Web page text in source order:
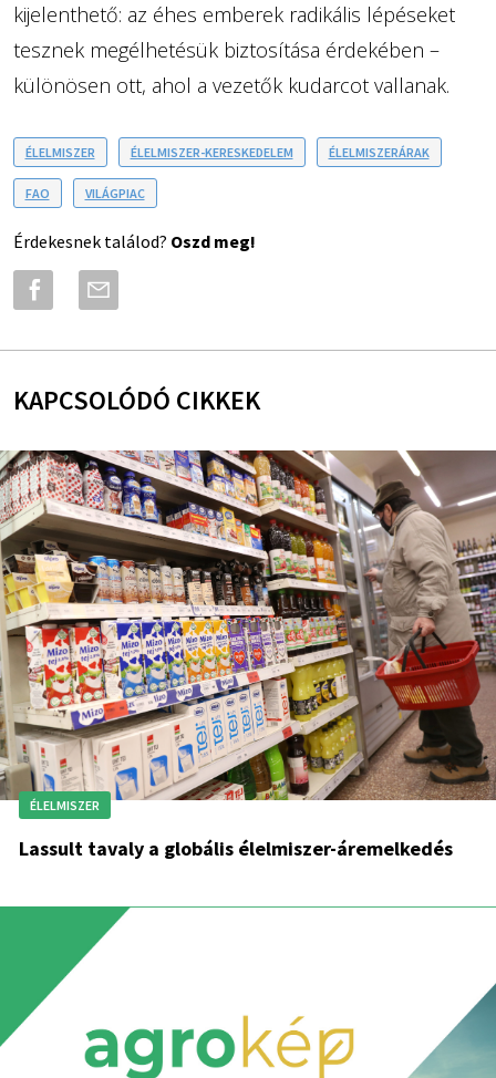
kijelenthető: az éhes emberek radikális lépéseket
tesznek megélhetésük biztosítása érdekében –
különösen ott, ahol a vezetők kudarcot vallanak.
ÉLELMISZER ÉLELMISZER-KERESKEDELEM ÉLELMISZERÁRAK
FAO VILÁGPIAC
Érdekesnek találod? Oszd meg!
KAPCSOLÓDÓ CIKKEK
ÉLELMISZER
Lassult tavaly a globális élelmiszer-áremelkedés